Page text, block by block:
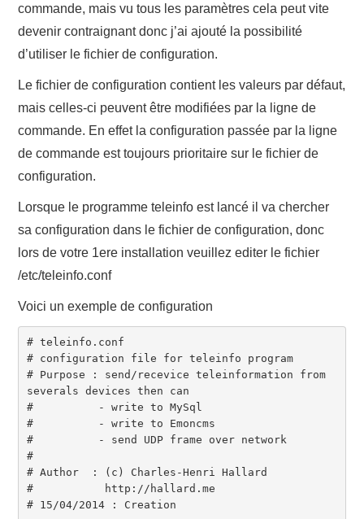
commande, mais vu tous les paramètres cela peut vite
devenir contraignant donc j’ai ajouté la possibilité
d’utiliser le fichier de configuration.
Le fichier de configuration contient les valeurs par défaut,
mais celles-ci peuvent être modifiées par la ligne de
commande. En effet la configuration passée par la ligne
de commande est toujours prioritaire sur le fichier de
configuration.
Lorsque le programme teleinfo est lancé il va chercher
sa configuration dans le fichier de configuration, donc
lors de votre 1ere installation veuillez editer le fichier
/etc/teleinfo.conf
Voici un exemple de configuration
# teleinfo.conf
# configuration file for teleinfo program
# Purpose : send/recevice teleinformation from
severals devices then can
#          - write to MySql
#          - write to Emoncms
#          - send UDP frame over network
#
# Author  : (c) Charles-Henri Hallard
#           http://hallard.me
# 15/04/2014 : Creation